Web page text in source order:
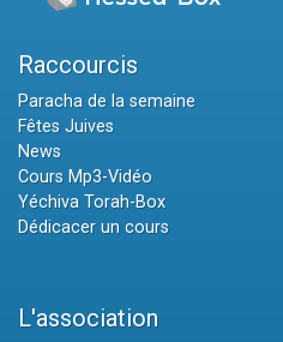
Raccourcis
Paracha de la semaine
Fêtes Juives
News
Cours Mp3-Vidéo
Yéchiva Torah-Box
Dédicacer un cours
L'association